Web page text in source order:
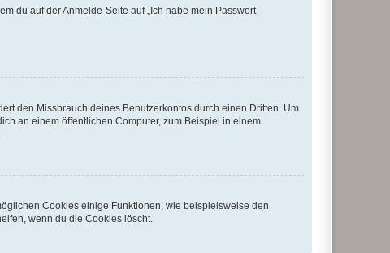
du auf der Anmelde-Seite auf „Ich habe mein Passwort
den Missbrauch deines Benutzerkontos durch einen Dritten. Um
an einem öffentlichen Computer, zum Beispiel in einem
Cookies einige Funktionen, wie beispielsweise den
wenn du die Cookies löscht.